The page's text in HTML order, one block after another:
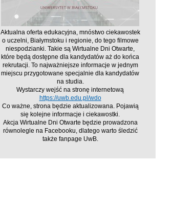
Aktualna oferta edukacyjna, mnóstwo ciekawostek
o uczelni, Białymstoku i regionie, do tego filmowe
niespodzianki. Takie są Wirtualne Dni Otwarte,
które będą dostępne dla kandydatów aż do końca
rekrutacji. To najważniejsze informacje w jednym
miejscu przygotowane specjalnie dla kandydatów
na studia.
Wystarczy wejść na stronę internetową
https://uwb.edu.pl/wdo
Co ważne, strona będzie aktualizowana. Pojawią
się kolejne informacje i ciekawostki.
Akcja Wirtualne Dni Otwarte będzie prowadzona
równolegle na Facebooku, dlatego warto śledzić
także fanpage UwB.